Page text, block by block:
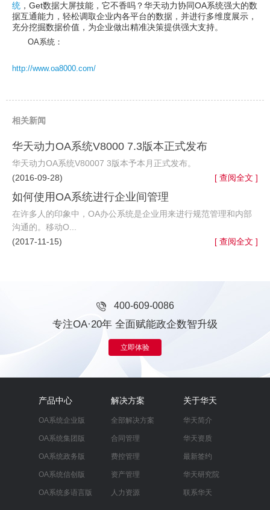
统 ，Get数据大屏技能，它不香吗？华天动力协同OA系统强大的数
据互通能力，轻松调取企业内各平台的数据，并进行多维度展示，
充分挖掘数据价值，为企业做出精准决策提供强大支持。
OA系统：
http://www.oa8000.com/
相关新闻
华天动力OA系统V8000 7.3版本正式发布
华天动力OA系统V80007 3版本予本月正式发布。
(2016-09-28)
[ 查阅全文 ]
如何使用OA系统进行企业间管理
在许多人的印象中，OA办公系统是企业用来进行规范管理和内部
沟通的。移动O...
(2017-11-15)
[ 查阅全文 ]
400-609-0086
专注OA·20年 全面赋能政企数智升级
立即体验
产品中心
OA系统企业版
OA系统集团版
OA系统政务版
OA系统信创版
OA系统多语言版
解决方案
全部解决方案
合同管理
费控管理
资产管理
人力资源
关于华天
华天简介
华天资质
最新签约
华天研究院
联系华天